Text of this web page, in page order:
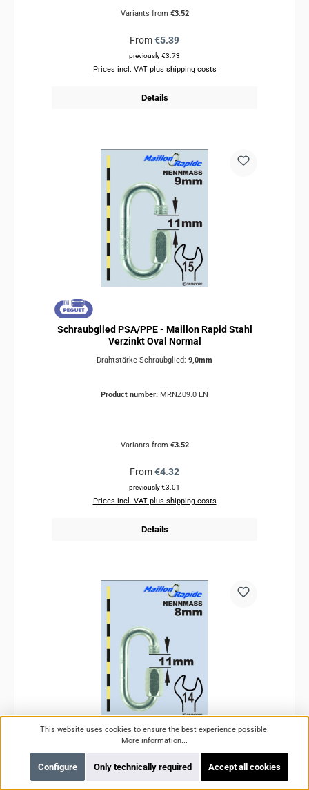
Variants from €3.52
Regular price:
From€5.39
previously €3.73
Prices incl. VAT plus shipping costs
Details
Schraubglied PSA/PPE - Maillon Rapid Stahl
Verzinkt Oval Normal
Drahtstärke Schraubglied: 9,0mm
Product number: MRNZ09.0 EN
Variants from €3.52
Regular price:
From€4.32
previously €3.01
Prices incl. VAT plus shipping costs
Details
Schraubglied PSA/PPE - Maillon Rapid Stahl
Verzinkt Oval Normal
This website uses cookies to ensure the best experience possible.
More information...
Only technically required
Configure Accept all cookies